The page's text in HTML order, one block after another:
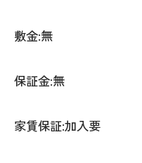
敷金:無
保証金:無
家賃保証:加入要